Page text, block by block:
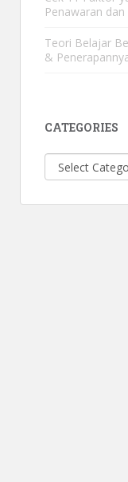
Penawaran
Teori Belajar
&
CATEGORIES
Categories